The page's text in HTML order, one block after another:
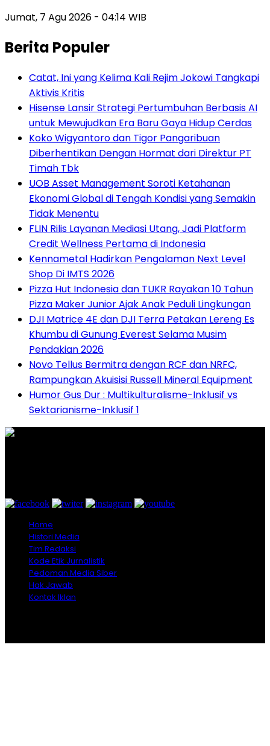
Jumat, 7 Agu 2026 - 04:14 WIB
Berita Populer
Catat, Ini yang Kelima Kali Rejim Jokowi Tangkapi
Aktivis Kritis
Hisense Lansir Strategi Pertumbuhan Berbasis AI
untuk Mewujudkan Era Baru Gaya Hidup Cerdas
Koko Wigyantoro dan Tigor Pangaribuan
Diberhentikan Dengan Hormat dari Direktur PT
Timah Tbk
UOB Asset Management Soroti Ketahanan
Ekonomi Global di Tengah Kondisi yang Semakin
Tidak Menentu
FLIN Rilis Layanan Mediasi Utang, Jadi Platform
Credit Wellness Pertama di Indonesia
Kennametal Hadirkan Pengalaman Next Level
Shop Di IMTS 2026
Pizza Hut Indonesia dan TUKR Rayakan 10 Tahun
Pizza Maker Junior Ajak Anak Peduli Lingkungan
DJI Matrice 4E dan DJI Terra Petakan Lereng Es
Khumbu di Gunung Everest Selama Musim
Pendakian 2026
Novo Tellus Bermitra dengan RCF dan NRFC,
Rampungkan Akuisisi Russell Mineral Equipment
Humor Gus Dur : Multikulturalisme-Inklusif vs
Sektarianisme-Inklusif 1
Home
Histori Media
Tim Redaksi
Kode Etik Jurnalistik
Pedoman Media Siber
Hak Jawab
Kontak Iklan